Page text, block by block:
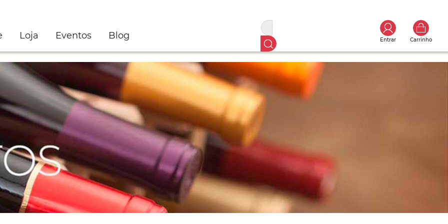
Loja Eventos Blog Entrar Carrinho